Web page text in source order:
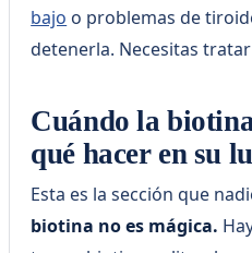
bajo o problemas de
detenerla. Necesitas
Cuándo la
qué hacer en su
Esta es la sección que
biotina no es mágica.